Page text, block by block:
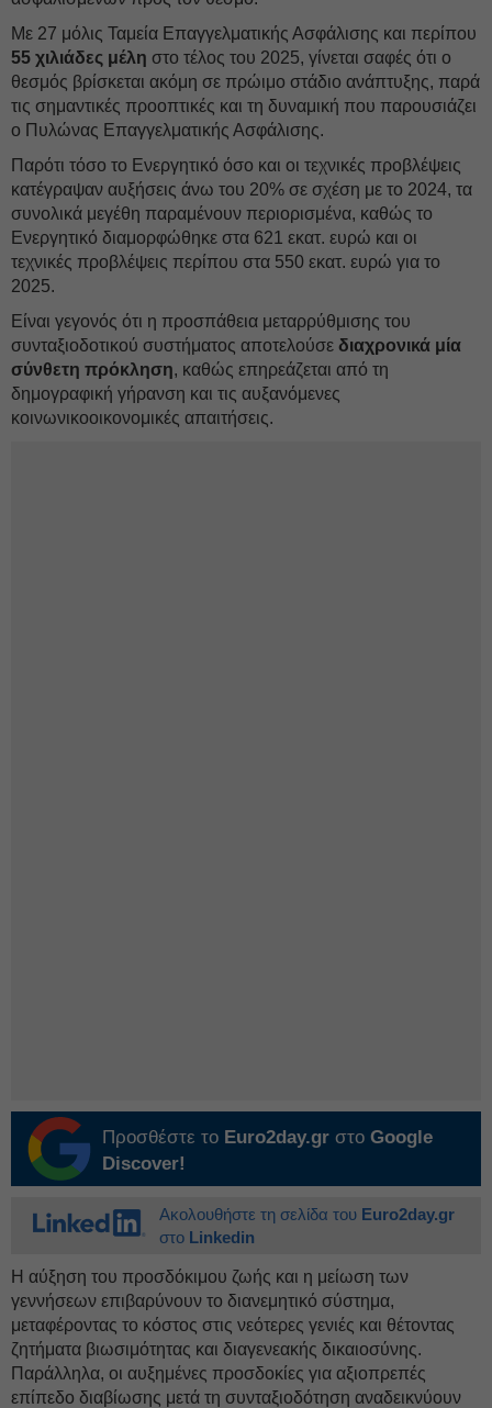
Με 27 μόλις Ταμεία Επαγγελματικής Ασφάλισης και περίπου
55 χιλιάδες μέλη στο τέλος του 2025, γίνεται σαφές ότι ο
θεσμός βρίσκεται ακόμη σε πρώιμο στάδιο ανάπτυξης, παρά
τις σημαντικές προοπτικές και τη δυναμική που παρουσιάζει
ο Πυλώνας Επαγγελματικής Ασφάλισης.
Παρότι τόσο το Ενεργητικό όσο και οι τεχνικές προβλέψεις
κατέγραψαν αυξήσεις άνω του 20% σε σχέση με το 2024, τα
συνολικά μεγέθη παραμένουν περιορισμένα, καθώς το
Ενεργητικό διαμορφώθηκε στα 621 εκατ. ευρώ και οι
τεχνικές προβλέψεις περίπου στα 550 εκατ. ευρώ για το
2025.
Είναι γεγονός ότι η προσπάθεια μεταρρύθμισης του
συνταξιοδοτικού συστήματος αποτελούσε διαχρονικά μία
σύνθετη πρόκληση, καθώς επηρεάζεται από τη
δημογραφική γήρανση και τις αυξανόμενες
κοινωνικοοικονομικές απαιτήσεις.
Προσθέστε το Euro2day.gr στο Google
Discover!
Ακολουθήστε τη σελίδα του Euro2day.gr
στο Linkedin
Η αύξηση του προσδόκιμου ζωής και η μείωση των
γεννήσεων επιβαρύνουν το διανεμητικό σύστημα,
μεταφέροντας το κόστος στις νεότερες γενιές και θέτοντας
ζητήματα βιωσιμότητας και διαγενεακής δικαιοσύνης.
Παράλληλα, οι αυξημένες προσδοκίες για αξιοπρεπές
επίπεδο διαβίωσης μετά τη συνταξιοδότηση αναδεικνύουν